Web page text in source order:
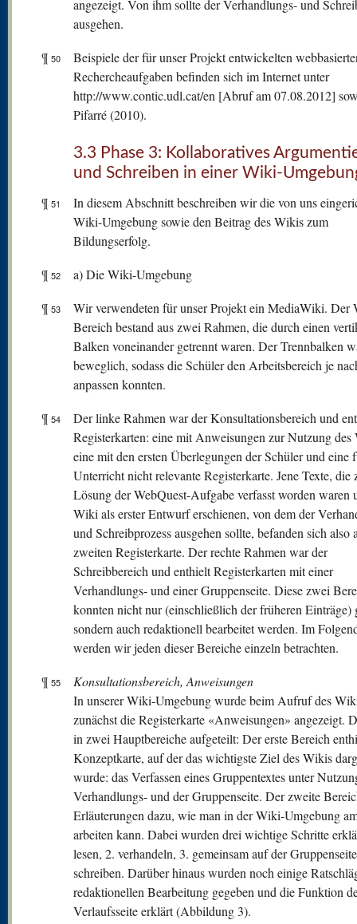
angezeigt. Von ihm sollte der Verhandlungs- und
ausgehen.
¶ 50
Beispiele der für unser Projekt entwickelten
Rechercheaufgaben befinden sich im Internet unter
http://www.contic.udl.cat/en [Abruf am 07.08.2012]
Pifarré (2010).
3.3 Phase 3: Kollaboratives
und Schreiben in einer Wiki-
¶ 51
In diesem Abschnitt beschreiben wir die von uns
Wiki-Umgebung sowie den Beitrag des Wikis zum
Bildungserfolg.
¶ 52
a) Die Wiki-Umgebung
¶ 53
Wir verwendeten für unser Projekt ein MediaWiki. Der
Bereich bestand aus zwei Rahmen, die durch einen
Balken voneinander getrennt waren. Der Trennbalken
beweglich, sodass die Schüler den Arbeitsbereich je
anpassen konnten.
¶ 54
Der linke Rahmen war der Konsultationsbereich und
Registerkarten: eine mit Anweisungen zur Nutzung des
eine mit den ersten Überlegungen der Schüler und eine
Unterricht nicht relevante Registerkarte. Jene Texte, die
Lösung der WebQuest-Aufgabe verfasst worden waren
Wiki als erster Entwurf erschienen, von dem der
und Schreibprozess ausgehen sollte, befanden sich also
zweiten Registerkarte. Der rechte Rahmen war der
Schreibbereich und enthielt Registerkarten mit einer
Verhandlungs- und einer Gruppenseite. Diese zwei
konnten nicht nur (einschließlich der früheren Einträge)
sondern auch redaktionell bearbeitet werden. Im
werden wir jeden dieser Bereiche einzeln betrachten.
¶ 55
Konsultationsbereich, Anweisungen
In unserer Wiki-Umgebung wurde beim Aufruf des
zunächst die Registerkarte «Anweisungen» angezeigt.
in zwei Hauptbereiche aufgeteilt: Der erste Bereich
Konzeptkarte, auf der das wichtigste Ziel des Wikis
wurde: das Verfassen eines Gruppentextes unter
Verhandlungs- und der Gruppenseite. Der zweite
Erläuterungen dazu, wie man in der Wiki-Umgebung
arbeiten kann. Dabei wurden drei wichtige Schritte
lesen, 2. verhandeln, 3. gemeinsam auf der Gruppenseite
schreiben. Darüber hinaus wurden noch einige
redaktionellen Bearbeitung gegeben und die Funktion
Verlaufsseite erklärt (Abbildung 3).